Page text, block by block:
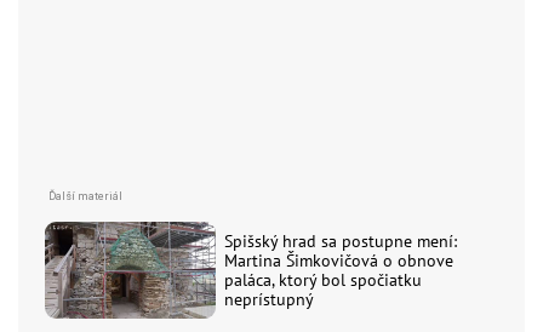
Spišský hrad sa postupne mení:
Martina Šimkovičová o obnove
paláca, ktorý bol spočiatku
neprístupný